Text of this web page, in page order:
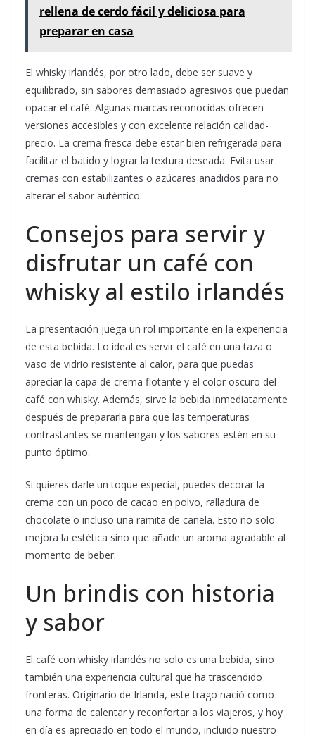
rellena de cerdo fácil y deliciosa para
preparar en casa
El whisky irlandés, por otro lado, debe ser suave y
equilibrado, sin sabores demasiado agresivos que puedan
opacar el café. Algunas marcas reconocidas ofrecen
versiones accesibles y con excelente relación calidad-
precio. La crema fresca debe estar bien refrigerada para
facilitar el batido y lograr la textura deseada. Evita usar
cremas con estabilizantes o azúcares añadidos para no
alterar el sabor auténtico.
Consejos para servir y
disfrutar un café con
whisky al estilo irlandés
La presentación juega un rol importante en la experiencia
de esta bebida. Lo ideal es servir el café en una taza o
vaso de vidrio resistente al calor, para que puedas
apreciar la capa de crema flotante y el color oscuro del
café con whisky. Además, sirve la bebida inmediatamente
después de prepararla para que las temperaturas
contrastantes se mantengan y los sabores estén en su
punto óptimo.
Si quieres darle un toque especial, puedes decorar la
crema con un poco de cacao en polvo, ralladura de
chocolate o incluso una ramita de canela. Esto no solo
mejora la estética sino que añade un aroma agradable al
momento de beber.
Un brindis con historia
y sabor
El café con whisky irlandés no solo es una bebida, sino
también una experiencia cultural que ha trascendido
fronteras. Originario de Irlanda, este trago nació como
una forma de calentar y reconfortar a los viajeros, y hoy
en día es apreciado en todo el mundo, incluido nuestro